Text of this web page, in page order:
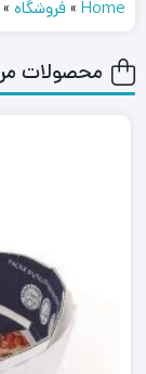
Home
»فروشگاه »
محصولات